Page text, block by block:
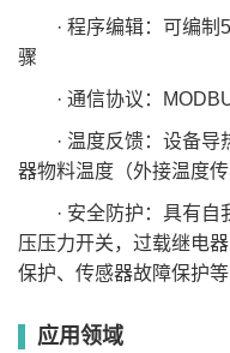
· 程序编辑：可编制5
骤
· 通信协议：
· 温度反馈：设备导
器物料温度（外接温度
· 安全防护：具有自
压压力开关，过载继电
保护、传感器故障保护
应用领域